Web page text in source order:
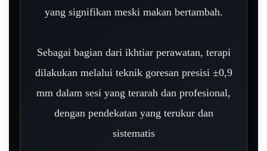
yang signifikan meski makan bertambah.
Sebagai bagian dari ikhtiar perawatan, terapi
dilakukan melalui teknik goresan presisi ±0,9
mm dalam sesi yang terarah dan profesional,
dengan pendekatan yang terukur dan
sistematis